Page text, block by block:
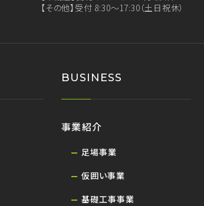
【その他】受付 8:30～17:30（土日祝休）
BUSINESS
事業紹介
足場事業
仮囲い事業
基礎工事事業